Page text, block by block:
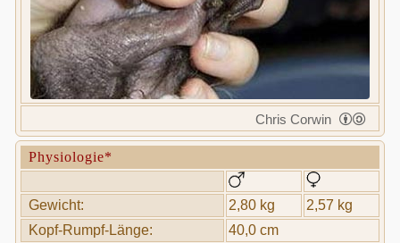
Chris Corwin
Physiologie*
Gewicht: 2,80 kg
2,57 kg
Kopf-Rumpf-Länge:
40,0 cm